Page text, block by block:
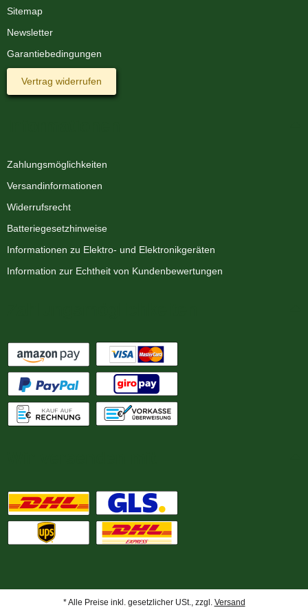
Sitemap
Newsletter
Garantiebedingungen
Vertrag widerrufen
Zahlungsmöglichkeiten
Versandinformationen
Widerrufsrecht
Batteriegesetzhinweise
Informationen zu Elektro- und Elektronikgeräten
Information zur Echtheit von Kundenbewertungen
* Alle Preise inkl. gesetzlicher USt., zzgl. Versand